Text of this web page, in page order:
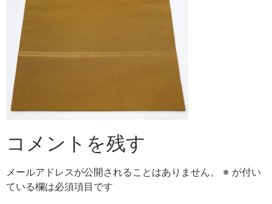
コメントを残す
メールアドレスが公開されることはありません。 ※ が付い
ている欄は必須項目です